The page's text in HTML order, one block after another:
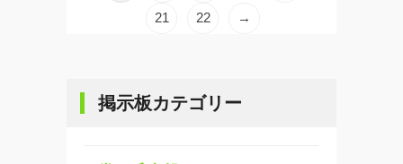
21 22 →
掲示板カテゴリー